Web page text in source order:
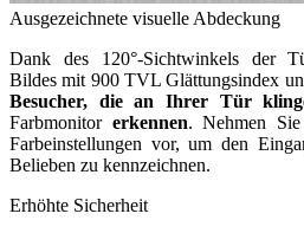
Ausgezeichnete visuelle Abdeckung
Dank des 120°-Sichtwinkels der
Bildes mit 900 TVL Glättungsindex
Besucher, die an Ihrer Tür
Farbmonitorerkennen. Nehmen
Farbeinstellungen vor, um den
Belieben zu kennzeichnen.
Erhöhte Sicherheit